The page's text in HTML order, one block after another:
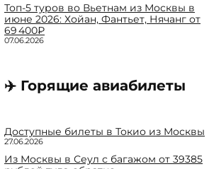
Топ-5 туров во Вьетнам из Москвы в
июне 2026: Хойан, Фантьет, Нячанг от
69 400₽
07.06.2026
✈️ Горящие авиабилеты
Доступные билеты в Токио из Москвы
27.06.2026
Из Москвы в Сеул с багажом от 39385